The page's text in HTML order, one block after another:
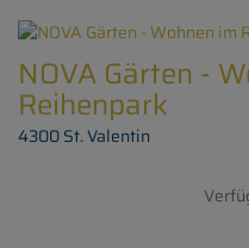
NOVA Gärten -
Reihenpark
4300 St. Valentin